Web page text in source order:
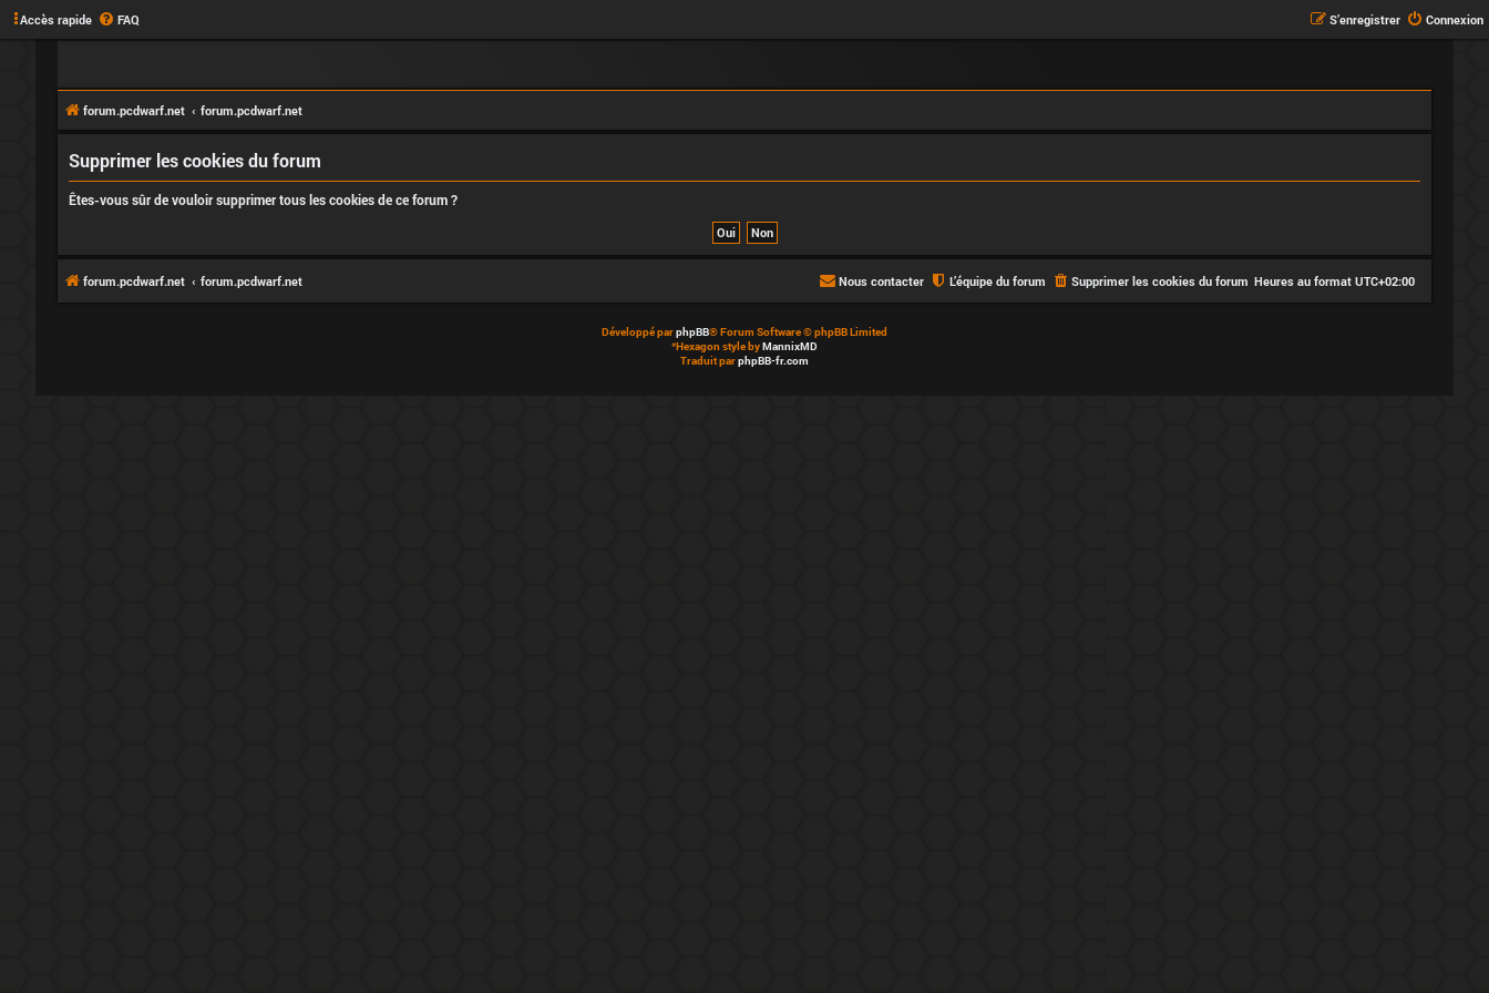
Accès rapide FAQ Connexion
S’enregistrer
forum.pcdwarf.net forum.pcdwarf.net
Supprimer les cookies du forum
Êtes-vous sûr de vouloir supprimer tous les cookies de ce forum ?
forum.pcdwarf.net forum.pcdwarf.net Heures au format UTC+02:00
Supprimer les cookies du forum
L’équipe du forum
Nous contacter
Développé parphpBB® Forum Software © phpBB Limited
*Hexagon style byMannixMD
Traduit parphpBB-fr.com